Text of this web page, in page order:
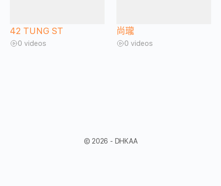
42 TUNG ST
0 videos
尚瓏
0 videos
© 2026 - DHKAA